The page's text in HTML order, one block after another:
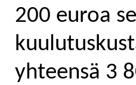
200 euroa
kuu
yhteensä 3